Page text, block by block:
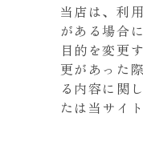
当店は、利
がある場合
目的を変更
更があった
る内容に関
たは当サイ